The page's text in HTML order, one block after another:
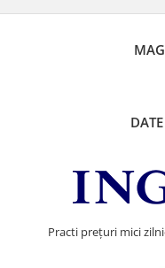
Practi prețuri mici